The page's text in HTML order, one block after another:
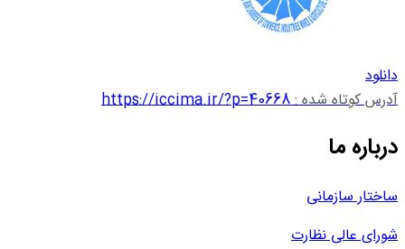
دانلود
آدرس کوتاه شده :https://iccima.ir/?p=40668
درباره ما
ساختار سازمانی
شورای عالی نظارت